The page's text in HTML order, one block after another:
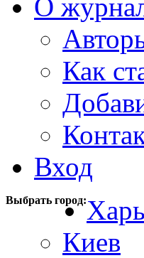
О
Как
Вход
Выбрать город:
Киев